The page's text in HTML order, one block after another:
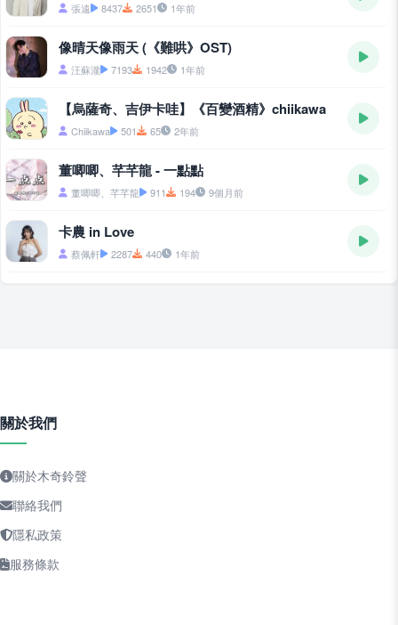
張遠 8437 2651 1年前
像晴天像雨天 (《難哄》OST)
汪蘇瀧 7193 1942 1年前
【烏薩奇、吉伊卡哇】《百變酒精》chiikawa
Chiikawa 501 65 2年前
董唧唧、芊芊龍 - 一點點
董唧唧、芊芊龍 911 194 9個月前
卡農 in Love
蔡佩軒 2287 440 1年前
關於我們
關於木奇鈴聲
聯絡我們
隱私政策
服務條款